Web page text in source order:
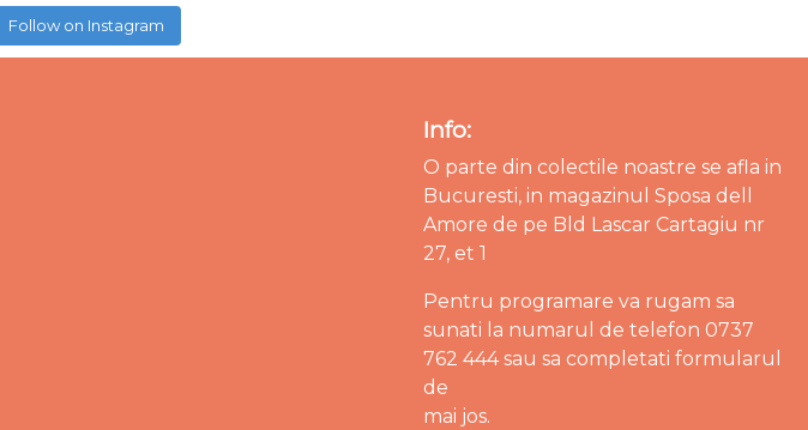
Follow on Instagram
Info:
O parte din colectile noastre se afla in
Bucuresti, in magazinul Sposa dell
Amore de pe Bld Lascar Cartagiu nr
27, et 1
Pentru programare va rugam sa
sunati la numarul de telefon 0737
762 444 sau sa completati formularul
de
mai jos.